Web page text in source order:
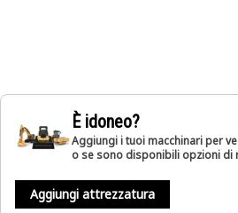
È idoneo?
Aggiungi i tuoi macchinari per
o se sono disponibili opzioni di
Aggiungi attrezzatura